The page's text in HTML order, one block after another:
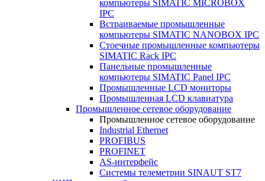
компьютеры SIMATIC MICROBOX
IPC
Встраиваемые промышленные
компьютеры SIMATIC NANOBOX IPC
Стоечные промышленные компьютеры
SIMATIC Rack IPC
Панельные промышленные
компьютеры SIMATIC Panel IPC
Промышленные LCD мониторы
Промышленная LCD клавиатура
Промышленное сетевое оборудование
Промышленное сетевое оборудование
Industrial Ethernet
PROFIBUS
PROFINET
AS-интерфейс
Системы телеметрии SINAUT ST7